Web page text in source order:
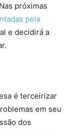
próximas
pela
e decidirá a
é terceirizar
em seu
dos